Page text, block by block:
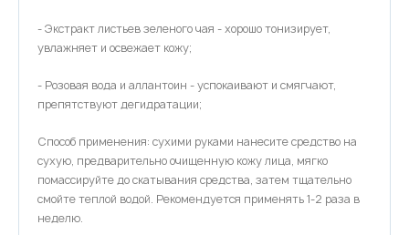
- Экстракт листьев зеленого чая - хорошо тонизирует,
увлажняет и освежает кожу;
- Розовая вода и аллантоин - успокаивают и смягчают,
препятствуют дегидратации;
Способ применения: сухими руками нанесите средство на
сухую, предварительно очищенную кожу лица, мягко
помассируйте до скатывания средства, затем тщательно
смойте теплой водой. Рекомендуется применять 1-2 раза в
неделю.